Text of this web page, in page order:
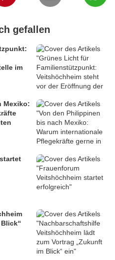
gefallen
im
Mexiko: